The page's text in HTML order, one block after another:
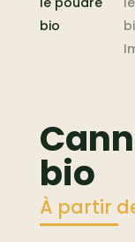
bio
À partir